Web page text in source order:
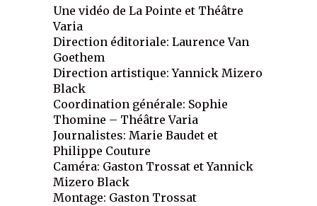
Une vidéo de La Pointe et Théâtre
Varia
Direction éditoriale: Laurence Van
Goethem
Direction artistique: Yannick Mizero
Black
Coordination générale: Sophie
Thomine – Théâtre Varia
Journalistes: Marie Baudet et
Philippe Couture
Caméra: Gaston Trossat et Yannick
Mizero Black
Montage: Gaston Trossat